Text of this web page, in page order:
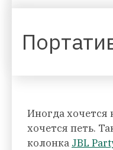
Иногда хочется
хочется петь.
колонка JBL